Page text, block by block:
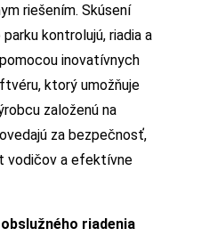
riešením. Skúsení
kontrolujú, riadia a
inovatívnych
ktorý umožňuje
založenú na
za bezpečnosť,
vodičov a efektívne
riadenia